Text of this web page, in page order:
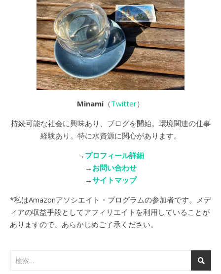
Minami （Twitter）
持続可能な社会に興味あり、ブログを開始。環境関連の仕事
経験あり。特に水資源に関心があります。
→ プロフィール詳細
→ お問い合わせ
→サイトマップ
*私はAmazonアソシエイト・プログラムの参加者です。メデ
ィアの収益手段としてアフィリエイトを利用していることが
ありますので、あらかじめご了承ください。